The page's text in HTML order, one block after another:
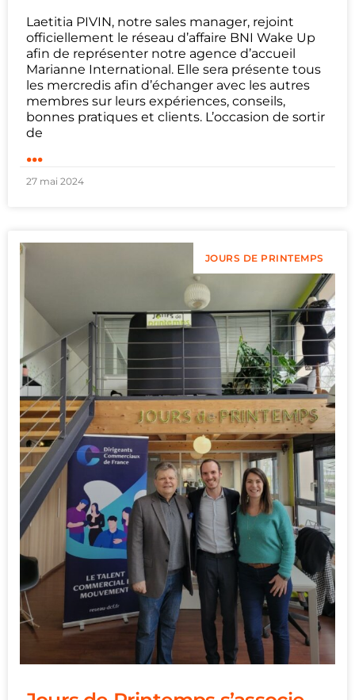
Laetitia PIVIN, notre sales manager, rejoint
officiellement le réseau d’affaire BNI Wake Up
afin de représenter notre agence d’accueil
Marianne International. Elle sera présente tous
les mercredis afin d’échanger avec les autres
membres sur leurs expériences, conseils,
bonnes pratiques et clients. L’occasion de sortir
de
...
27 mai 2024
JOURS DE PRINTEMPS